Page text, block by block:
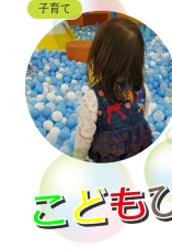
子育て